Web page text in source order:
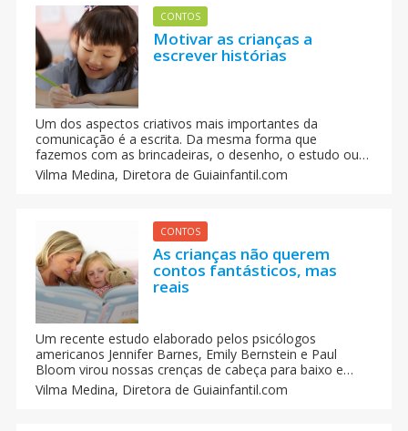
CONTOS
Motivar as crianças a
escrever histórias
Um dos aspectos criativos mais importantes da
comunicação é a escrita. Da mesma forma que
fazemos com as brincadeiras, o desenho, o estudo ou a
leitura devemos fazer com a valiosa forma de
expressão que implica a criação de textos. Devemos
linguagem oral e já tenham iniciado na leitura.
Vilma Medina, Diretora de Guiainfantil.com
CONTOS
As crianças não querem
contos fantásticos, mas
reais
Um recente estudo elaborado pelos psicólogos
americanos Jennifer Barnes, Emily Bernstein e Paul
Bloom virou nossas crenças de cabeça para baixo e
mostra que as crianças preferem fatos reais a ficções.
São os adultos que se apegam às histórias fantásticas.
Vilma Medina, Diretora de Guiainfantil.com